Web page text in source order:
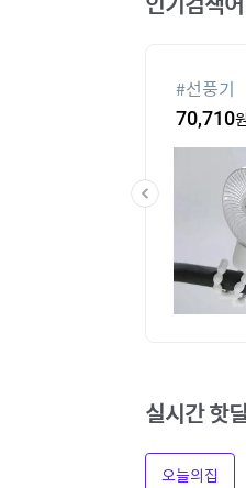
#선풍기
70,710원
실시간 핫
오늘의집